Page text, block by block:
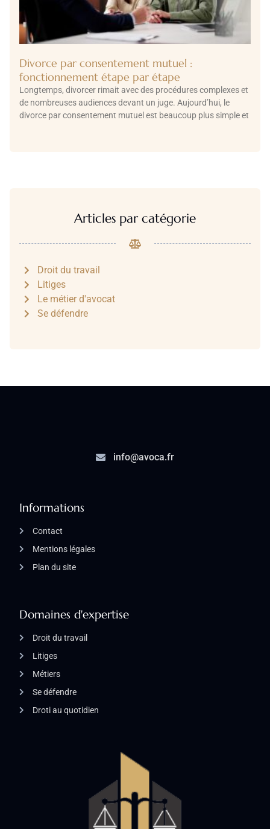
Divorce par consentement mutuel :
fonctionnement étape par étape
Longtemps, divorcer rimait avec des procédures complexes et
de nombreuses audiences devant un juge. Aujourd’hui, le
divorce par consentement mutuel est beaucoup plus simple et
Articles par catégorie
Droit du travail
Litiges
Le métier d'avocat
Se défendre
Domaines d'expertise
Droit du travail
Litiges
Métiers
Se défendre
Droti au quotidien
Informations
Contact
Mentions légales
Plan du site
info@avoca.fr